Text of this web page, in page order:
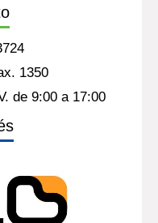
1350
de 9:00 a 17:00